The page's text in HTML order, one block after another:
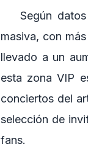
Según
masiva, con
llevado a un
esta zona VIP
conciertos del
selección de
fans.